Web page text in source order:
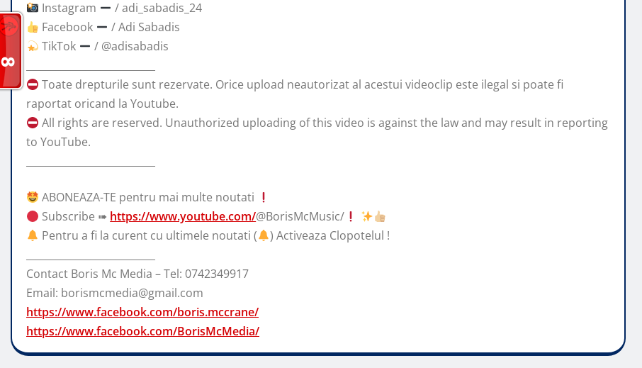
Instagram
/ adi_sabadis_24
Facebook
/ Adi Sabadis
TikTok
/ @adisabadis
Toate drepturile sunt rezervate. Orice upload neautorizat al acestui videoclip este ilegal si poate fi
raportat oricand la Youtube.
All rights are reserved. Unauthorized uploading of this video is against the law and may result in reporting
to YouTube.
ABONEAZA-TE pentru mai multe noutati
Subscribe ➠ https://www.youtube.com/@BorisMcMusic/
Pentru a fi la curent cu ultimele noutati (
) Activeaza Clopotelul !
Contact Boris Mc Media – Tel: 0742349917
Email: borismcmedia@gmail.com
https://www.facebook.com/boris.mccrane/
https://www.facebook.com/BorisMcMedia/